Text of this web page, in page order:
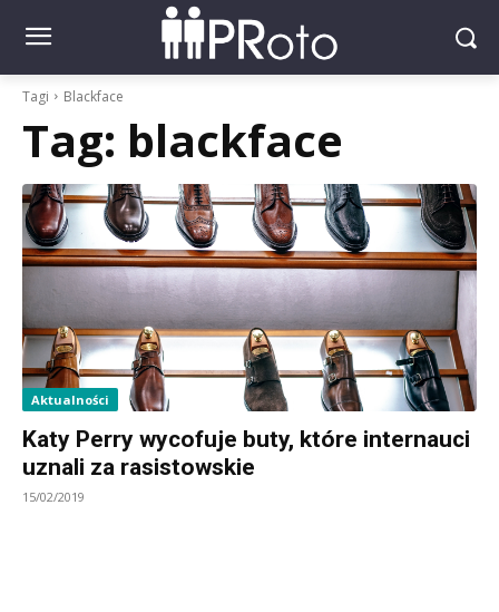
Tagi Blackface
Tag: blackface
Aktualności
Katy Perry wycofuje buty, które internauci
uznali za rasistowskie
15/02/2019